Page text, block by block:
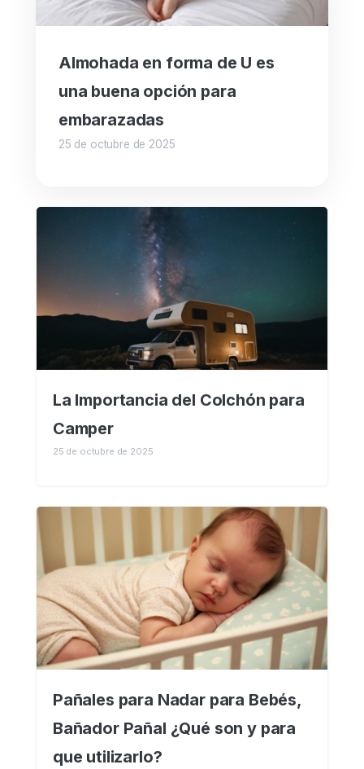
Almohada en forma de U es
una buena opción para
embarazadas
25 de octubre de 2025
La Importancia del Colchón para
Camper
25 de octubre de 2025
Pañales para Nadar para Bebés,
Bañador Pañal ¿Qué son y para
que utilizarlo?